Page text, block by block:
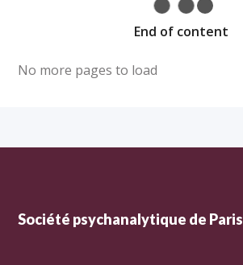
End of content
No more pages to load
Société psychanalytique de Paris